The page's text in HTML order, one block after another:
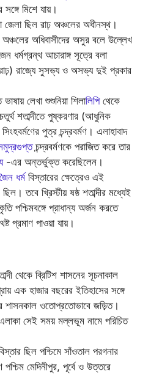
মিশে যায়।
জেলা ছিল রাঢ় অঞ্চলের অধীনস্থ।
অধিবাসীদের অসুর বলে উল্লেখ
ধর্মগ্রন্থ আচারাঙ্গ সূত্রে বলা
রাজ্যে সুসভ্য ও অসভ্য দুই প্রকার
লেখা শুশুনিয়া শিলালিপিথেকে
শতাব্দীতে পুষ্করণার (আধুনিক
পুত্র চন্দ্রবর্মণ। এলাহাবাদ
চন্দ্রবর্মণকে পরাজিত করে তার
-এর অন্তর্ভুক্ত করেছিলেন।
জৈন ধর্মবিস্তারের ক্ষেত্রেও এই
তবে খ্রিস্টীয় ষষ্ঠ শতাব্দীর মধ্যেই
পশ্চিমবঙ্গে প্রাধান্য অর্জন করতে
প্রমাণ পাওয়া যায়।
থেকে ব্রিটিশ শাসনের সূচনাকাল
এক হাজার বছরের ইতিহাসের সঙ্গে
শাসনকাল ওতোপ্রতোভাবে জড়িত।
সেই সময় মল্লভূম নামে পরিচিত
ছিল পশ্চিমে সাঁওতাল পরগনার
পশ্চিম মেদিনীপুর, পূর্বে ও উত্তরে